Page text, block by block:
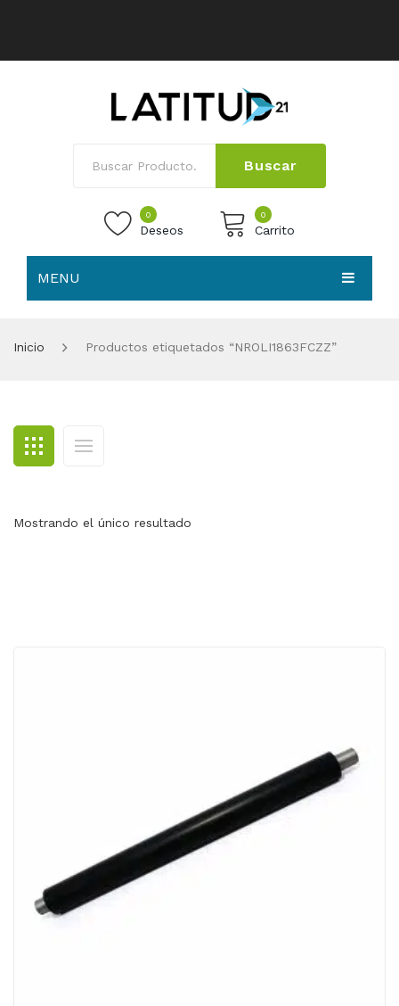
Buscar
0
Deseos
0
Carrito
MENU
BLOG
CONTACTO
Inicio Productos etiquetados “NROLI1863FCZZ”
Mostrando el único resultado